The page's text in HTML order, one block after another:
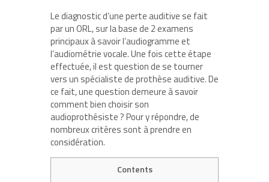
Le diagnostic d’une perte auditive se fait
par un ORL, sur la base de 2 examens
principaux à savoir l’audiogramme et
l’audiométrie vocale. Une fois cette étape
effectuée, il est question de se tourner
vers un spécialiste de prothèse auditive. De
ce fait, une question demeure à savoir
comment bien choisir son
audioprothésiste ? Pour y répondre, de
nombreux critères sont à prendre en
considération.
Contents